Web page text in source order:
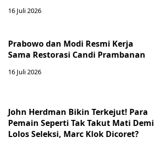
16 Juli 2026
Prabowo dan Modi Resmi Kerja
Sama Restorasi Candi Prambanan
16 Juli 2026
John Herdman Bikin Terkejut! Para
Pemain Seperti Tak Takut Mati Demi
Lolos Seleksi, Marc Klok Dicoret?